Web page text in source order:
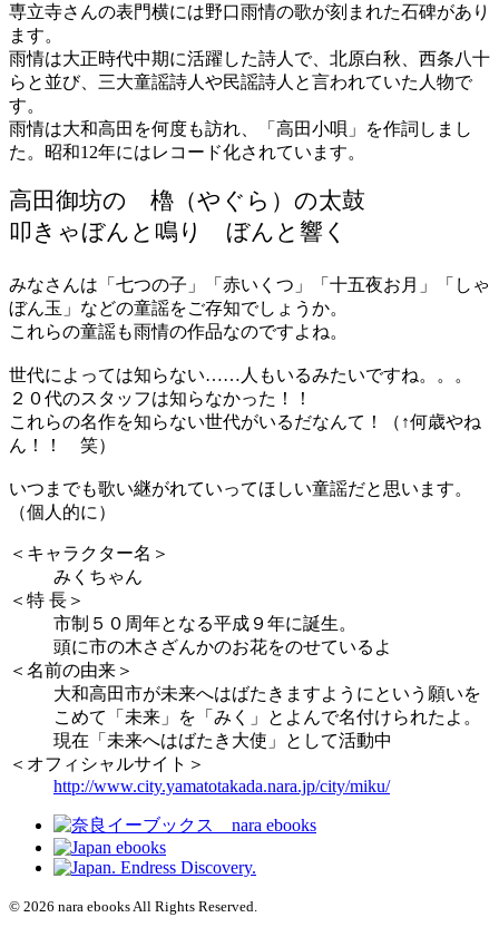
専立寺さんの表門横には野口雨情の歌が刻まれた石碑があり
ます。
雨情は大正時代中期に活躍した詩人で、北原白秋、西条八十
らと並び、三大童謡詩人や民謡詩人と言われていた人物で
す。
雨情は大和高田を何度も訪れ、「高田小唄」を作詞しまし
た。昭和12年にはレコード化されています。
高田御坊の 櫓（やぐら）の太鼓
叩きゃぼんと鳴り ぼんと響く
みなさんは「七つの子」「赤いくつ」「十五夜お月」「しゃ
ぼん玉」などの童謡をご存知でしょうか。
これらの童謡も雨情の作品なのですよね。
世代によっては知らない……人もいるみたいですね。。。
２０代のスタッフは知らなかった！！
これらの名作を知らない世代がいるだなんて！（↑何歳やね
ん！！ 笑）
いつまでも歌い継がれていってほしい童謡だと思います。
（個人的に）
＜キャラクター名＞
みくちゃん
＜特 長＞
市制５０周年となる平成９年に誕生。
頭に市の木さざんかのお花をのせているよ
＜名前の由来＞
大和高田市が未来へはばたきますようにという願いを
こめて「未来」を「みく」とよんで名付けられたよ。
現在「未来へはばたき大使」として活動中
＜オフィシャルサイト＞
http://www.city.yamatotakada.nara.jp/city/miku/
© 2026 nara ebooks All Rights Reserved.